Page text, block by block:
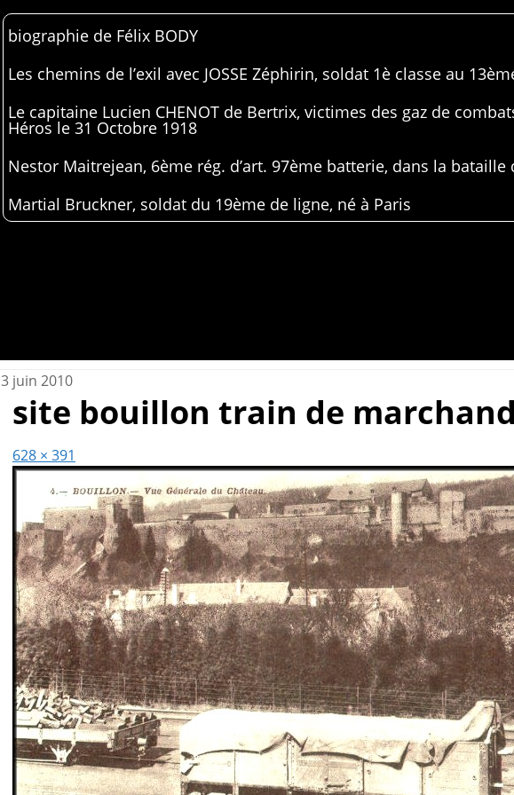
biographie de Félix BODY
Les chemins de l’exil avec JOSSE Zéphirin, soldat 1è classe au
Le capitaine Lucien CHENOT de Bertrix, victimes des gaz de
Héros le 31 Octobre 1918
Nestor Maitrejean, 6ème rég. d’art. 97ème batterie, dans la bataille
Martial Bruckner, soldat du 19ème de ligne, né à Paris
3 juin 2010
site bouillon train de
628 × 391